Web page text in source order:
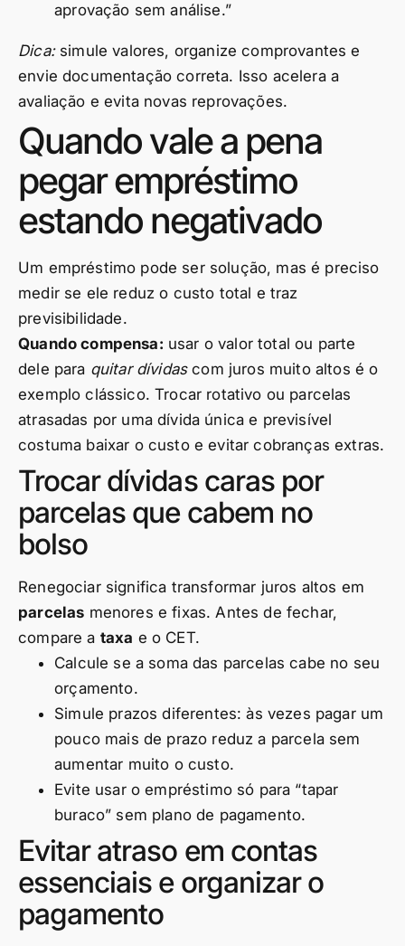
aprovação sem análise.”
Dica:simule valores, organize comprovantes e
envie documentação correta. Isso acelera a
avaliação e evita novas reprovações.
Quando vale a pena
pegar empréstimo
estando negativado
Um empréstimo pode ser solução, mas é preciso
medir se ele reduz o custo total e traz
previsibilidade.
Quando compensa: usar o valor total ou parte
dele para quitar dívidascom juros muito altos é o
exemplo clássico. Trocar rotativo ou parcelas
atrasadas por uma dívida única e previsível
costuma baixar o custo e evitar cobranças extras.
Trocar dívidas caras por
parcelas que cabem no
bolso
Renegociar significa transformar juros altos em
parcelas menores e fixas. Antes de fechar,
compare a taxa e o CET.
Calcule se a soma das parcelas cabe no seu
orçamento.
Simule prazos diferentes: às vezes pagar um
pouco mais de prazo reduz a parcela sem
aumentar muito o custo.
Evite usar o empréstimo só para “tapar
buraco” sem plano de pagamento.
Evitar atraso em contas
essenciais e organizar o
pagamento